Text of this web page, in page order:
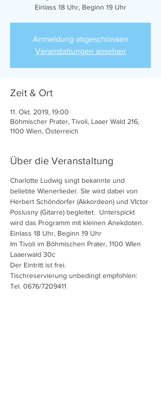
Einlass 18 Uhr, Beginn 19 Uhr
Anmeldung abgeschlossen
Veranstaltungen ansehen
Zeit & Ort
11. Okt. 2019, 19:00
Böhmischer Prater, Tivoli, Laaer Wald 216,
1100 Wien, Österreich
Über die Veranstaltung
Charlotte Ludwig singt bekannte und
beliebte Wienerlieder. SIe wird dabei von
Herbert Schöndorfer (Akkordeon) und VIctor
Poslusny (Gitarre) begleitet.  Unterspickt
wird das Programm mit kleinen Anekdoten.
Einlass 18 Uhr, Beginn 19 Uhr
Im Tivoli im Böhmischen Prater, 1100 WIen
Laaerwald 30c
Der Eintritt ist frei.
Tischreservierung unbedingt empfohlen:
Tel. 0676/7209411